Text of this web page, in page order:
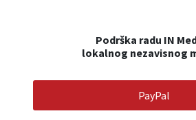
Podrška radu IN
lokalnog nezavisnog
PayPal